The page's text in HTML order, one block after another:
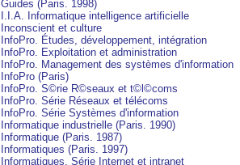
Guides (Paris. 1998)
I.I.A. Informatique intelligence artificielle
Inconscient et culture
InfoPro. Études, développement, intégration
InfoPro. Exploitation et administration
InfoPro. Management des systèmes d'information
InfoPro (Paris)
InfoPro. S©rie R©seaux et t©l©coms
InfoPro. Série Réseaux et télécoms
InfoPro. Série Systèmes d'information
Informatique industrielle (Paris. 1990)
Informatique (Paris. 1987)
Informatiques (Paris. 1997)
Informatiques. Série Internet et intranet